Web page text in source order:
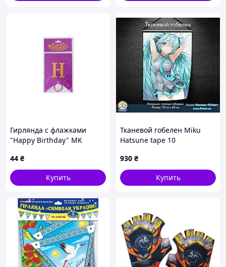
Гирлянда с флажками
"Happy Birthday" MK
44 ₴
Купить
Тканевой гобелен Miku
Hatsune tape 10
930 ₴
Купить